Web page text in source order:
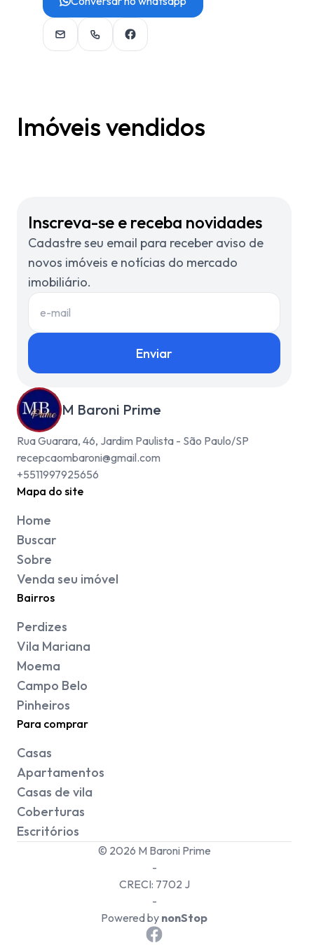
Imóveis vendidos
Inscreva-se e receba novidades
Cadastre seu email para receber aviso de
novos imóveis e notícias do mercado
imobiliário.
Enviar
M Baroni Prime
Rua Guarara, 46, Jardim Paulista - São Paulo/SP
recepcaombaroni@gmail.com
+5511997925656
Mapa do site
Home
Buscar
Sobre
Venda seu imóvel
Bairros
Perdizes
Vila Mariana
Moema
Campo Belo
Pinheiros
Para comprar
Casas
Apartamentos
Casas de vila
Coberturas
Escritórios
© 2026 M Baroni Prime
-
CRECI: 7702 J
-
Powered by nonStop